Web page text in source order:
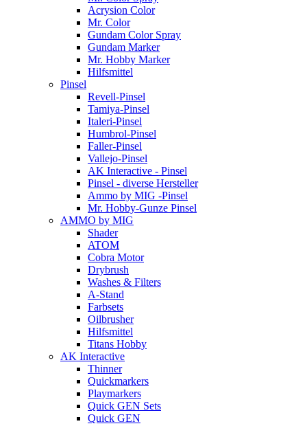
Acrysion Color
Mr. Color
Gundam Color Spray
Gundam Marker
Mr. Hobby Marker
Hilfsmittel
Pinsel
Revell-Pinsel
Tamiya-Pinsel
Italeri-Pinsel
Humbrol-Pinsel
Faller-Pinsel
Vallejo-Pinsel
AK Interactive - Pinsel
Pinsel - diverse Hersteller
Ammo by MIG -Pinsel
Mr. Hobby-Gunze Pinsel
AMMO by MIG
Shader
ATOM
Cobra Motor
Drybrush
Washes & Filters
A-Stand
Farbsets
Oilbrusher
Hilfsmittel
Titans Hobby
AK Interactive
Thinner
Quickmarkers
Playmarkers
Quick GEN Sets
Quick GEN